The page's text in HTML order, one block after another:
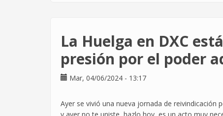
los
días
18
19
en
La Huelga en DXC
presión por el poder
Mar, 04/06/2024 - 13:17
Ayer se vivió una nueva jornada de reivindicación